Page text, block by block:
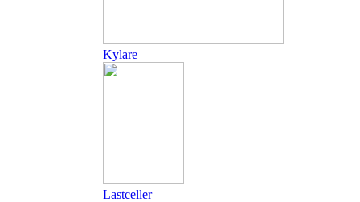
Kylare
Lastceller